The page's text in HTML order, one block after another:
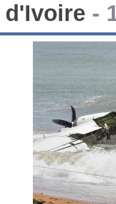
d'Ivoire -